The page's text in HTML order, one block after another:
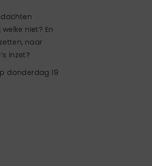
niet? En
naar
inzet?
donderdag 19